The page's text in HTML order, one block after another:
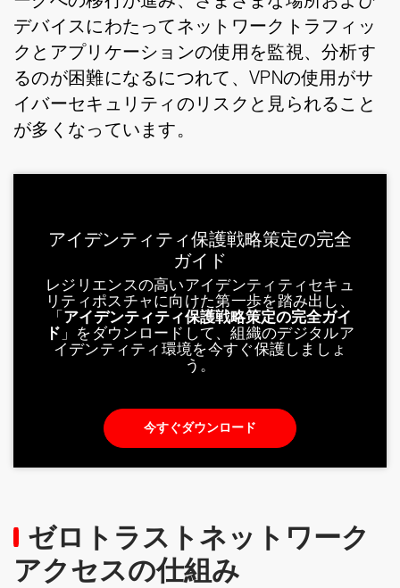
デバイスにわたってネットワークトラフィッ
クとアプリケーションの使用を監視、分析す
るのが困難になるにつれて、VPNの使用がサ
イバーセキュリティのリスクと見られること
が多くなっています。
アイデンティティ保護戦略策定の完全
ガイド
レジリエンスの高いアイデンティティセキュ
リティポスチャに向けた第一歩を踏み出し、
「 アイデンティティ保護戦略策定の完全ガイ
ド 」をダウンロードして、組織のデジタルア
イデンティティ環境を今すぐ保護しましょ
う。
今すぐダウンロード
ゼロトラストネットワーク
アクセスの仕組み